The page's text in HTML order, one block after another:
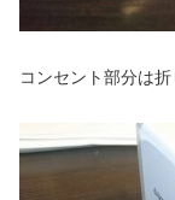
コンセント部分は